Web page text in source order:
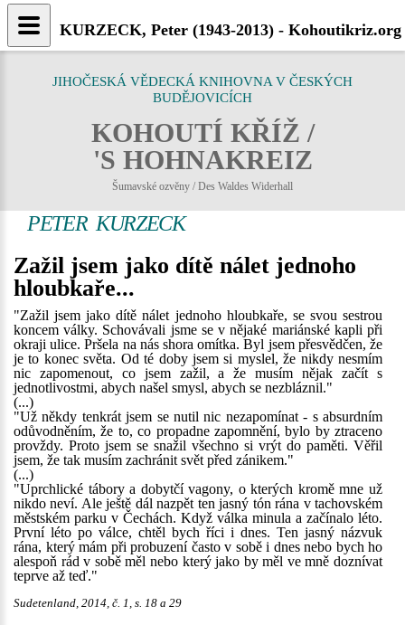
JIHOČESKÁ VĚDECKÁ KNIHOVNA V ČESKÝCH
BUDĚJOVICÍCH
KOHOUTÍ KŘÍŽ /
'S HOHNAKREIZ
Šumavské ozvěny / Des Waldes Widerhall
PETER KURZECK
Zažil jsem jako dítě nálet jednoho
hloubkaře...
"Zažil jsem jako dítě nálet jednoho hloubkaře, se svou sestrou
koncem války. Schovávali jsme se v nějaké mariánské kapli při
okraji ulice. Pršela na nás shora omítka. Byl jsem přesvědčen, že
je to konec světa. Od té doby jsem si myslel, že nikdy nesmím
nic zapomenout, co jsem zažil, a že musím nějak začít s
jednotlivostmi, abych našel smysl, abych se nezbláznil."
(...)
"Už někdy tenkrát jsem se nutil nic nezapomínat - s absurdním
odůvodněním, že to, co propadne zapomnění, bylo by ztraceno
provždy. Proto jsem se snažil všechno si vrýt do paměti. Věřil
jsem, že tak musím zachránit svět před zánikem."
(...)
"Uprchlické tábory a dobytčí vagony, o kterých kromě mne už
nikdo neví. Ale ještě dál nazpět ten jasný tón rána v tachovském
městském parku v Čechách. Když válka minula a začínalo léto.
První léto po válce, chtěl bych říci i dnes. Ten jasný názvuk
rána, který mám při probuzení často v sobě i dnes nebo bych ho
alespoň rád v sobě měl nebo který jako by měl ve mně doznívat
teprve až teď."
Sudetenland, 2014, č. 1, s. 18 a 29
KURZECK, Peter (1943-2013) - Kohoutikriz.org